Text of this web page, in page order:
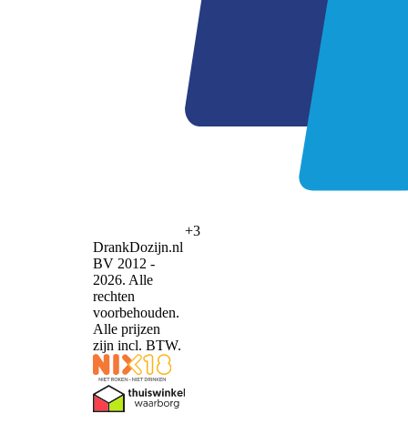
+3
DrankDozijn.nl
BV 2012 -
2026. Alle
rechten
voorbehouden.
Alle prijzen
zijn incl. BTW.